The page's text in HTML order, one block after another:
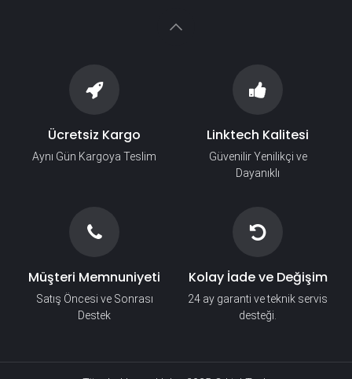
Ücretsiz Kargo
Aynı Gün Kargoya Teslim
Linktech Kalitesi
Güvenilir Yenilikçi ve
Dayanıklı
Müşteri Memnuniyeti
Satış Öncesi ve Sonrası
Destek
Kolay İade ve Değişim
24 ay garanti ve teknik servis
desteği.